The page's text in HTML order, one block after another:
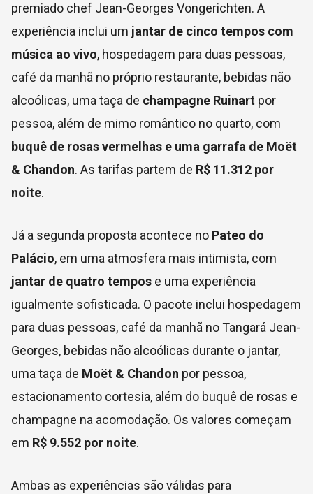
premiado chef Jean-Georges Vongerichten. A
experiência inclui um jantar de cinco tempos com
música ao vivo, hospedagem para duas pessoas,
café da manhã no próprio restaurante, bebidas não
alcoólicas, uma taça de champagne Ruinart por
pessoa, além de mimo romântico no quarto, com
buquê de rosas vermelhas e uma garrafa de Moët
& Chandon. As tarifas partem de R$ 11.312 por
noite.
Já a segunda proposta acontece no Pateo do
Palácio, em uma atmosfera mais intimista, com
jantar de quatro tempos e uma experiência
igualmente sofisticada. O pacote inclui hospedagem
para duas pessoas, café da manhã no Tangará Jean-
Georges, bebidas não alcoólicas durante o jantar,
uma taça de Moët & Chandon por pessoa,
estacionamento cortesia, além do buquê de rosas e
champagne na acomodação. Os valores começam
em R$ 9.552 por noite.
Ambas as experiências são válidas para